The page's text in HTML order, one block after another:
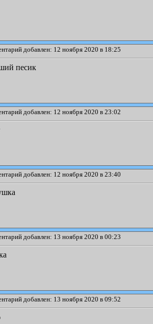
добавлен: 12 ноября 2020 в 18:25
песик
добавлен: 12 ноября 2020 в 23:02
добавлен: 12 ноября 2020 в 23:40
добавлен: 13 ноября 2020 в 00:23
добавлен: 13 ноября 2020 в 09:52